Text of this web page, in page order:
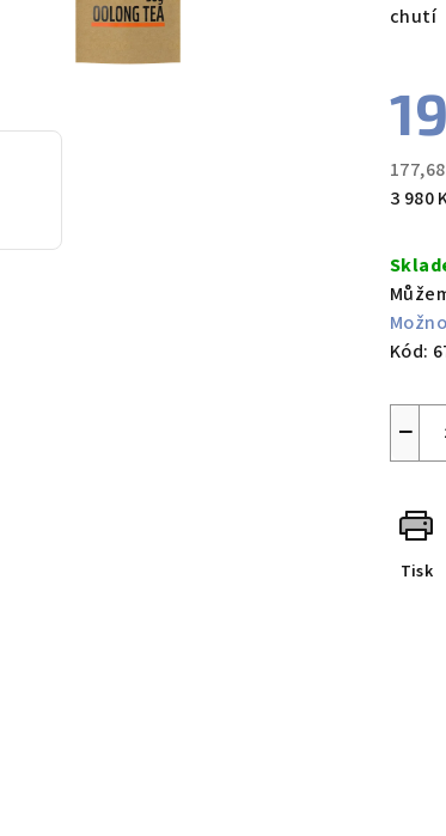
chutí
Měrná
3 980
Kód:
−
Tisk